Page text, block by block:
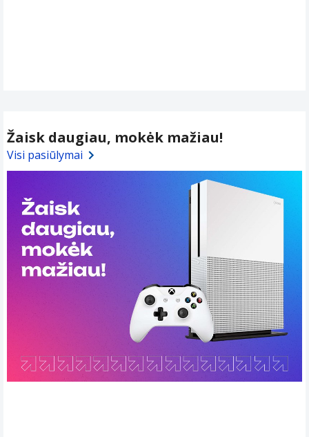
Žaisk daugiau, mokėk mažiau!
Visi pasiūlymai